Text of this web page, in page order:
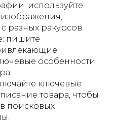
используйте
разных ракурсов.
пишите
особенности
ключевые
товара, чтобы
поисковых